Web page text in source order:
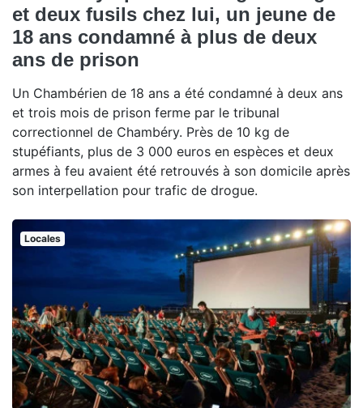
et deux fusils chez lui, un jeune de
18 ans condamné à plus de deux
ans de prison
Un Chambérien de 18 ans a été condamné à deux ans
et trois mois de prison ferme par le tribunal
correctionnel de Chambéry. Près de 10 kg de
stupéfiants, plus de 3 000 euros en espèces et deux
armes à feu avaient été retrouvés à son domicile après
son interpellation pour trafic de drogue.
Locales